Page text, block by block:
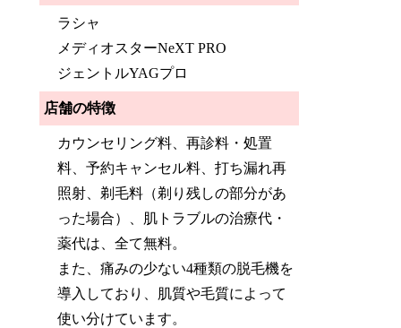
ラシャ
メディオスターNeXT PRO
ジェントルYAGプロ
店舗の特徴
カウンセリング料、再診料・処置
料、予約キャンセル料、打ち漏れ再
照射、剃毛料（剃り残しの部分があ
った場合）、肌トラブルの治療代・
薬代は、全て無料。
また、痛みの少ない4種類の脱毛機を
導入しており、肌質や毛質によって
使い分けています。